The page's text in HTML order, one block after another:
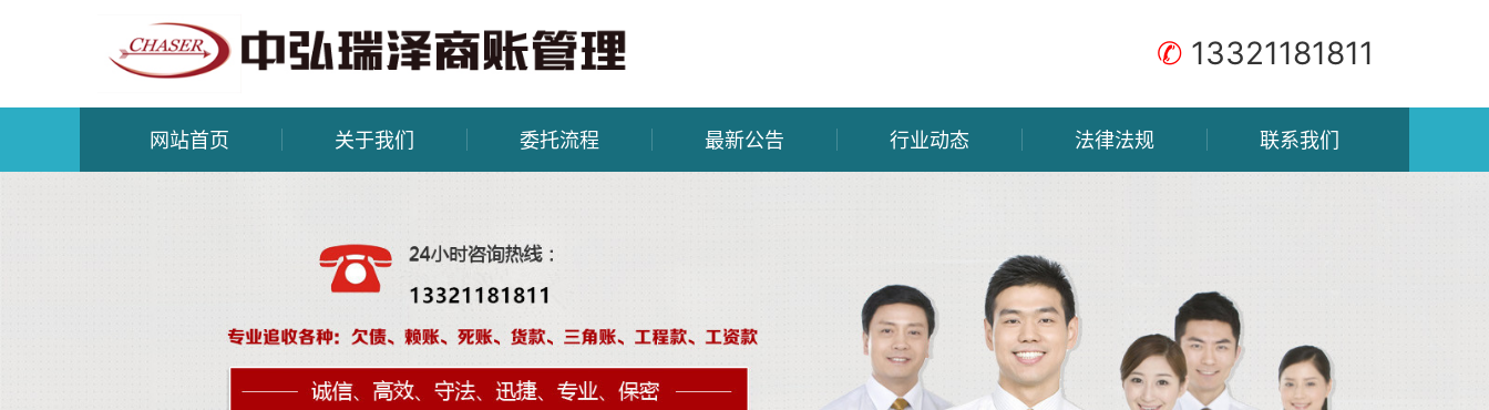
✆13321181811
网站首页 关于我们 委托流程 最新公告 行业动态 法律法规 联系我们